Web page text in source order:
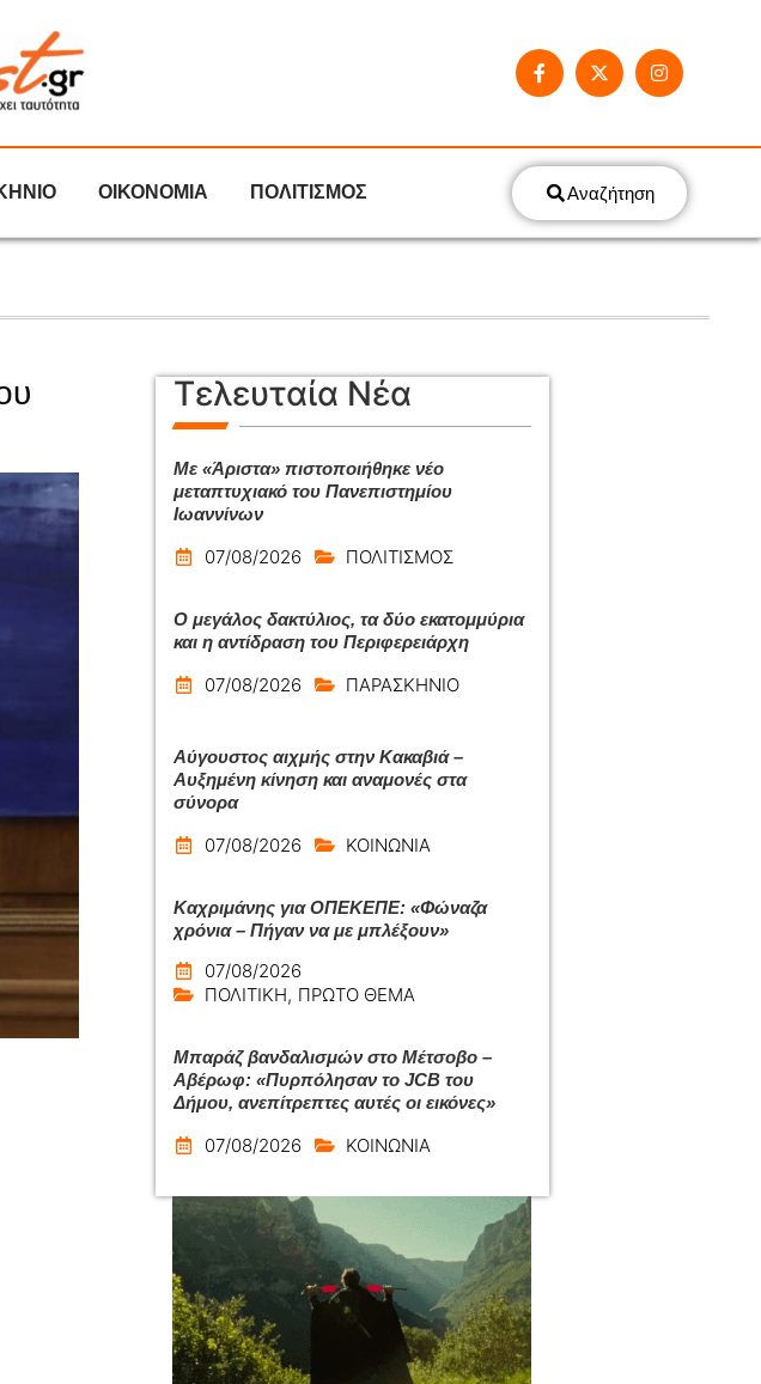
ΟΙΚΟΝΟΜΙΑ ΠΟΛΙΤΙΣΜΟΣ Αναζήτηση
Τελευταία Νέα
Με «Άριστα» πιστοποιήθηκε νέο
μεταπτυχιακό του Πανεπιστημίου
Ιωαννίνων
07/08/2026 ΠΟΛΙΤΙΣΜΟΣ
Ο μεγάλος δακτύλιος, τα δύο εκατομμύρια
και η αντίδραση του Περιφερειάρχη
07/08/2026 ΠΑΡΑΣΚΗΝΙΟ
Αύγουστος αιχμής στην Κακαβιά –
Αυξημένη κίνηση και αναμονές στα
σύνορα
07/08/2026 ΚΟΙΝΩΝΙΑ
Καχριμάνης για ΟΠΕΚΕΠΕ: «Φώναζα
χρόνια – Πήγαν να με μπλέξουν»
07/08/2026
ΠΟΛΙΤΙΚΗ, ΠΡΩΤΟ ΘΕΜΑ
Μπαράζ βανδαλισμών στο Μέτσοβο –
Αβέρωφ: «Πυρπόλησαν το JCB του
Δήμου, ανεπίτρεπτες αυτές οι εικόνες»
07/08/2026 ΚΟΙΝΩΝΙΑ